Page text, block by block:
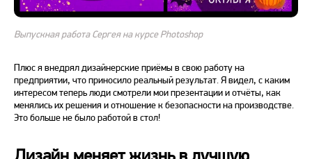
Выпускная работа Сергея на курсе Photoshop
Плюс я внедрял дизайнерские приёмы в свою работу на
предприятии, что приносило реальный результат. Я видел, с каким
интересом теперь люди смотрели мои презентации и отчёты, как
менялись их решения и отношение к безопасности на производстве.
Это больше не было работой в стол!
Дизайн меняет жизнь в лучшую